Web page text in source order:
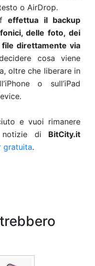
o AirDrop.
effettua il backup
delle foto, dei
direttamente via
cosa viene
oltre che liberare in
o sull’iPad
e vuoi rimanere
notizie di BitCity.it
gratuita.